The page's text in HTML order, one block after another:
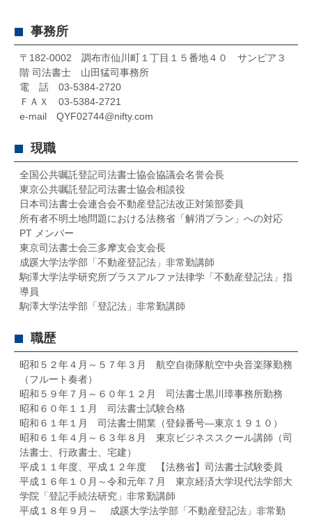
事務所
〒182-0002 調布市仙川町１丁目１５番地４０ サンピア３
階 司法書士 山田猛司事務所
電 話 03-5384-2720
ＦＡＸ 03-5384-2721
e-mail QYF02744@nifty.com
現職
全国公共嘱託登記司法書士協会協議会名誉会長
東京公共嘱託登記司法書士協会相談役
日本司法書士会連合会不動産登記法改正対策部委員
所有者不明土地問題における法務省「解消プラン」への対応
PT メンバー
東京司法書士会三多摩支会支会長
成蹊大学法学部「不動産登記法」非常勤講師
駒澤大学法学研究所プラスアルファ法律学「不動産登記法」指
導員
駒澤大学法学部「登記法」非常勤講師
職歴
昭和５２年４月～５７年３月 航空自衛隊航空中央音楽隊勤務
（フルート奏者）
昭和５９年７月～６０年１２月 司法書士黒川璋事務所勤務
昭和６０年１１月 司法書士試験合格
昭和６１年１月 司法書士開業（登録番号―東京１９１０）
昭和６１年４月～６３年８月 東京ビジネススクール講師（司
法書士、行政書士、宅建）
平成１１年度、平成１２年度 【法務省】司法書士試験委員
平成１６年１０月～令和元年７月 東京経済大学現代法学部大
学院「登記手続法研究」非常勤講師
平成１８年９月～ 成蹊大学法学部「不動産登記法」非常勤